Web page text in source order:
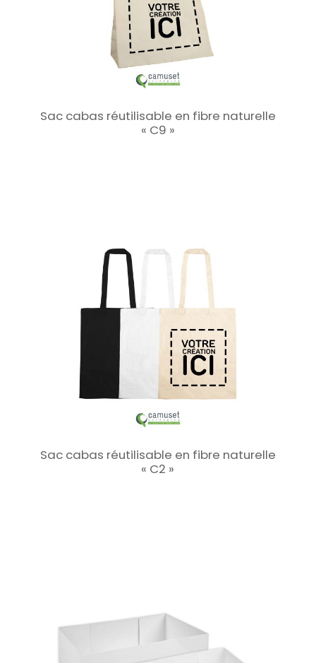
Sac cabas réutilisable en fibre naturelle
« C9 »
Sac cabas réutilisable en fibre naturelle
« C2 »